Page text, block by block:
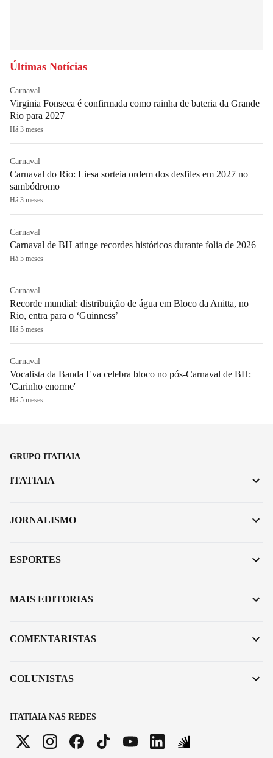
Últimas Notícias
Carnaval
Virginia Fonseca é confirmada como rainha de bateria da Grande
Rio para 2027
Há 3 meses
Carnaval
Carnaval do Rio: Liesa sorteia ordem dos desfiles em 2027 no
sambódromo
Há 3 meses
Carnaval
Carnaval de BH atinge recordes históricos durante folia de 2026
Há 5 meses
Carnaval
Recorde mundial: distribuição de água em Bloco da Anitta, no
Rio, entra para o ‘Guinness’
Há 5 meses
Carnaval
Vocalista da Banda Eva celebra bloco no pós-Carnaval de BH:
'Carinho enorme'
Há 5 meses
GRUPO ITATIAIA
ITATIAIA NAS REDES
ITATIAIA
JORNALISMO
ESPORTES
MAIS EDITORIAS
COMENTARISTAS
COLUNISTAS